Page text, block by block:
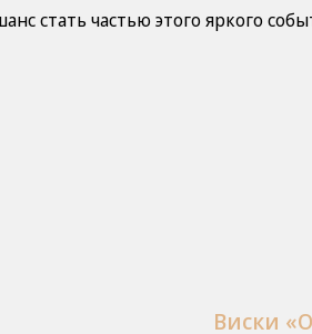
стать частью этого яркого
Виски